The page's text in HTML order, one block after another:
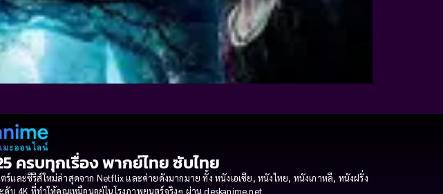
ครบทุกเรื่อง พากย์ไทย ซับไทย
ละซีรีส์ใหม่ล่าสุดจาก Netflix และค่ายดังมากมาย ทั้ง หนังเอเชีย, หนังไทย, หนังเกาหลี, หนังฝรั่ง
4K ที่ทำให้คุณเหมือนอยู่ในโรงภาพยนตร์จริงๆ ผ่าน deskanime.net